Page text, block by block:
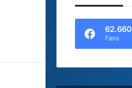
62.660
Fans